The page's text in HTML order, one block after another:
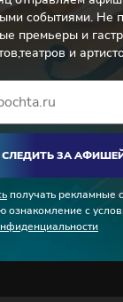
событиями. Не
премьеры и
и
СЛЕДИТЬ ЗА
получать рекламные
ознакомление с